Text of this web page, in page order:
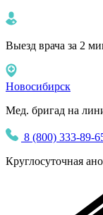
Выезд врача за 2
Новосибирск
Мед. бригад на
8 (800) 333-89-
Круглосуточная